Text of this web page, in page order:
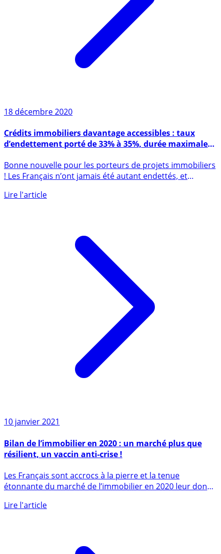
Crédits immobiliers davantage accessibles : taux
du crédit de 25 à 27 ans
Bonne nouvelle pour les porteurs de projets immobiliers
! Les Français n’ont jamais été autant endettés, et
malgré (...)
Bilan de l’immobilier en 2020 : un marché plus que
Les Français sont accrocs à la pierre et la tenue
étonnante du marché de l’immobilier en 2020 leur donne
raison. Une (...)